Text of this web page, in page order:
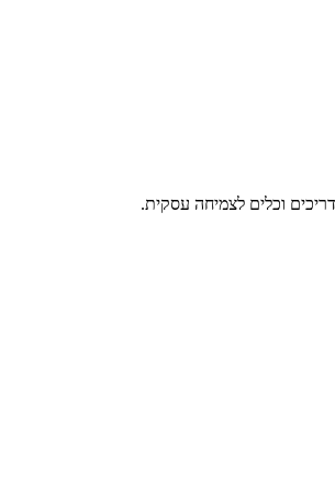
וכלים לצמיחה עסקית.